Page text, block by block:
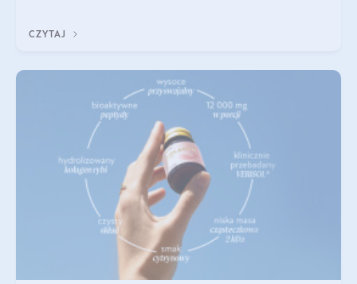
CZYTAJ